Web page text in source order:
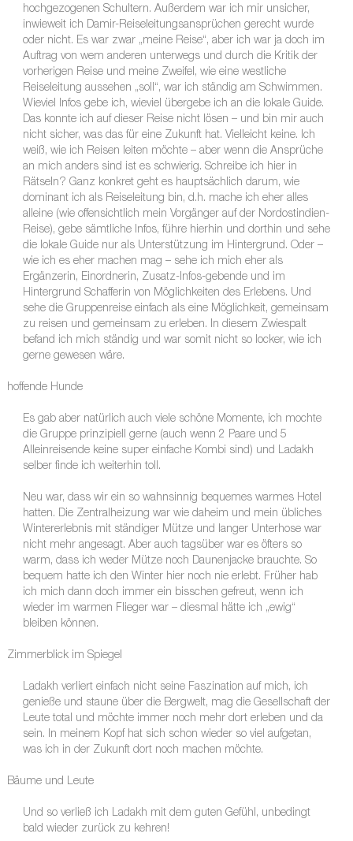
hochgezogenen Schultern. Außerdem war ich mir unsicher,
inwieweit ich Damir-Reiseleitungsansprüchen gerecht wurde
oder nicht. Es war zwar „meine Reise“, aber ich war ja doch im
Auftrag von wem anderen unterwegs und durch die Kritik der
vorherigen Reise und meine Zweifel, wie eine westliche
Reiseleitung aussehen „soll“, war ich ständig am Schwimmen.
Wieviel Infos gebe ich, wieviel übergebe ich an die lokale Guide.
Das konnte ich auf dieser Reise nicht lösen – und bin mir auch
nicht sicher, was das für eine Zukunft hat. Vielleicht keine. Ich
weiß, wie ich Reisen leiten möchte – aber wenn die Ansprüche
an mich anders sind ist es schwierig. Schreibe ich hier in
Rätseln? Ganz konkret geht es hauptsächlich darum, wie
dominant ich als Reiseleitung bin, d.h. mache ich eher alles
alleine (wie offensichtlich mein Vorgänger auf der Nordostindien-
Reise), gebe sämtliche Infos, führe hierhin und dorthin und sehe
die lokale Guide nur als Unterstützung im Hintergrund. Oder –
wie ich es eher machen mag – sehe ich mich eher als
Ergänzerin, Einordnerin, Zusatz-Infos-gebende und im
Hintergrund Schafferin von Möglichkeiten des Erlebens. Und
sehe die Gruppenreise einfach als eine Möglichkeit, gemeinsam
zu reisen und gemeinsam zu erleben. In diesem Zwiespalt
befand ich mich ständig und war somit nicht so locker, wie ich
gerne gewesen wäre.
hoffende Hunde
Es gab aber natürlich auch viele schöne Momente, ich mochte
die Gruppe prinzipiell gerne (auch wenn 2 Paare und 5
Alleinreisende keine super einfache Kombi sind) und Ladakh
selber finde ich weiterhin toll.
Neu war, dass wir ein so wahnsinnig bequemes warmes Hotel
hatten. Die Zentralheizung war wie daheim und mein übliches
Wintererlebnis mit ständiger Mütze und langer Unterhose war
nicht mehr angesagt. Aber auch tagsüber war es öfters so
warm, dass ich weder Mütze noch Daunenjacke brauchte. So
bequem hatte ich den Winter hier noch nie erlebt. Früher hab
ich mich dann doch immer ein bisschen gefreut, wenn ich
wieder im warmen Flieger war – diesmal hätte ich „ewig“
bleiben können.
Zimmerblick im Spiegel
Ladakh verliert einfach nicht seine Faszination auf mich, ich
genieße und staune über die Bergwelt, mag die Gesellschaft der
Leute total und möchte immer noch mehr dort erleben und da
sein. In meinem Kopf hat sich schon wieder so viel aufgetan,
was ich in der Zukunft dort noch machen möchte.
Bäume und Leute
Und so verließ ich Ladakh mit dem guten Gefühl, unbedingt
bald wieder zurück zu kehren!